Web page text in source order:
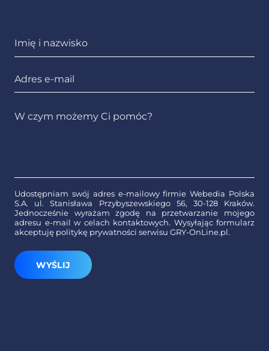
Udostępniam swój adres e-mailowy firmie Webedia Polska
S.A. ul. Stanisława Przybyszewskiego 56, 30-128 Kraków.
Jednocześnie wyrażam zgodę na przetwarzanie mojego
adresu e-mail w celach kontaktowych. Wysyłając formularz
akceptuję politykę prywatności serwisu GRY-OnLine.pl.